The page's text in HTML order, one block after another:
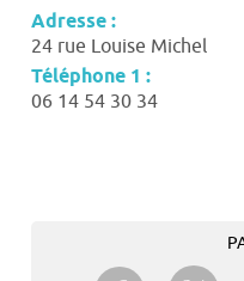
Adresse :
24 rue Louise Michel
Téléphone 1 :
06 14 54 30 34